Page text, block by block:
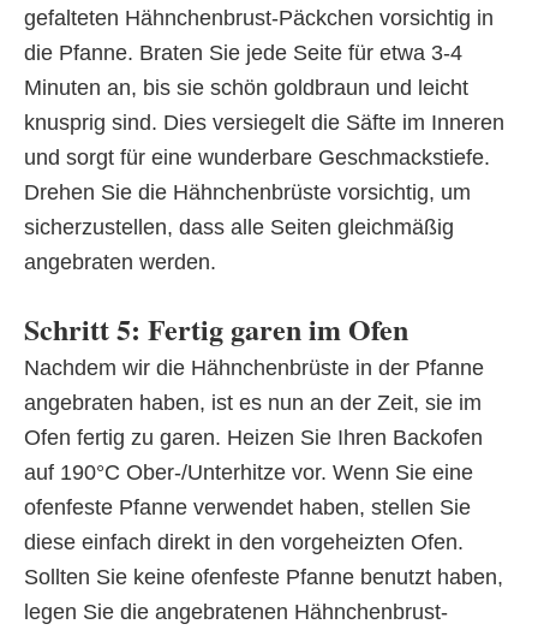
gefalteten Hähnchenbrust-Päckchen vorsichtig in
die Pfanne. Braten Sie jede Seite für etwa 3-4
Minuten an, bis sie schön goldbraun und leicht
knusprig sind. Dies versiegelt die Säfte im Inneren
und sorgt für eine wunderbare Geschmackstiefe.
Drehen Sie die Hähnchenbrüste vorsichtig, um
sicherzustellen, dass alle Seiten gleichmäßig
angebraten werden.
Schritt 5: Fertig garen im Ofen
Nachdem wir die Hähnchenbrüste in der Pfanne
angebraten haben, ist es nun an der Zeit, sie im
Ofen fertig zu garen. Heizen Sie Ihren Backofen
auf 190°C Ober-/Unterhitze vor. Wenn Sie eine
ofenfeste Pfanne verwendet haben, stellen Sie
diese einfach direkt in den vorgeheizten Ofen.
Sollten Sie keine ofenfeste Pfanne benutzt haben,
legen Sie die angebratenen Hähnchenbrust-